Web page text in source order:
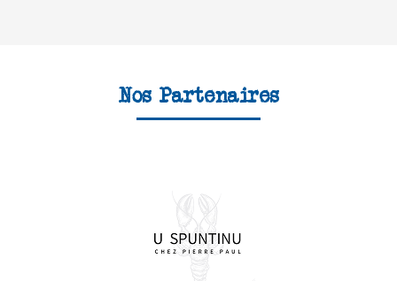
Nos Partenaires